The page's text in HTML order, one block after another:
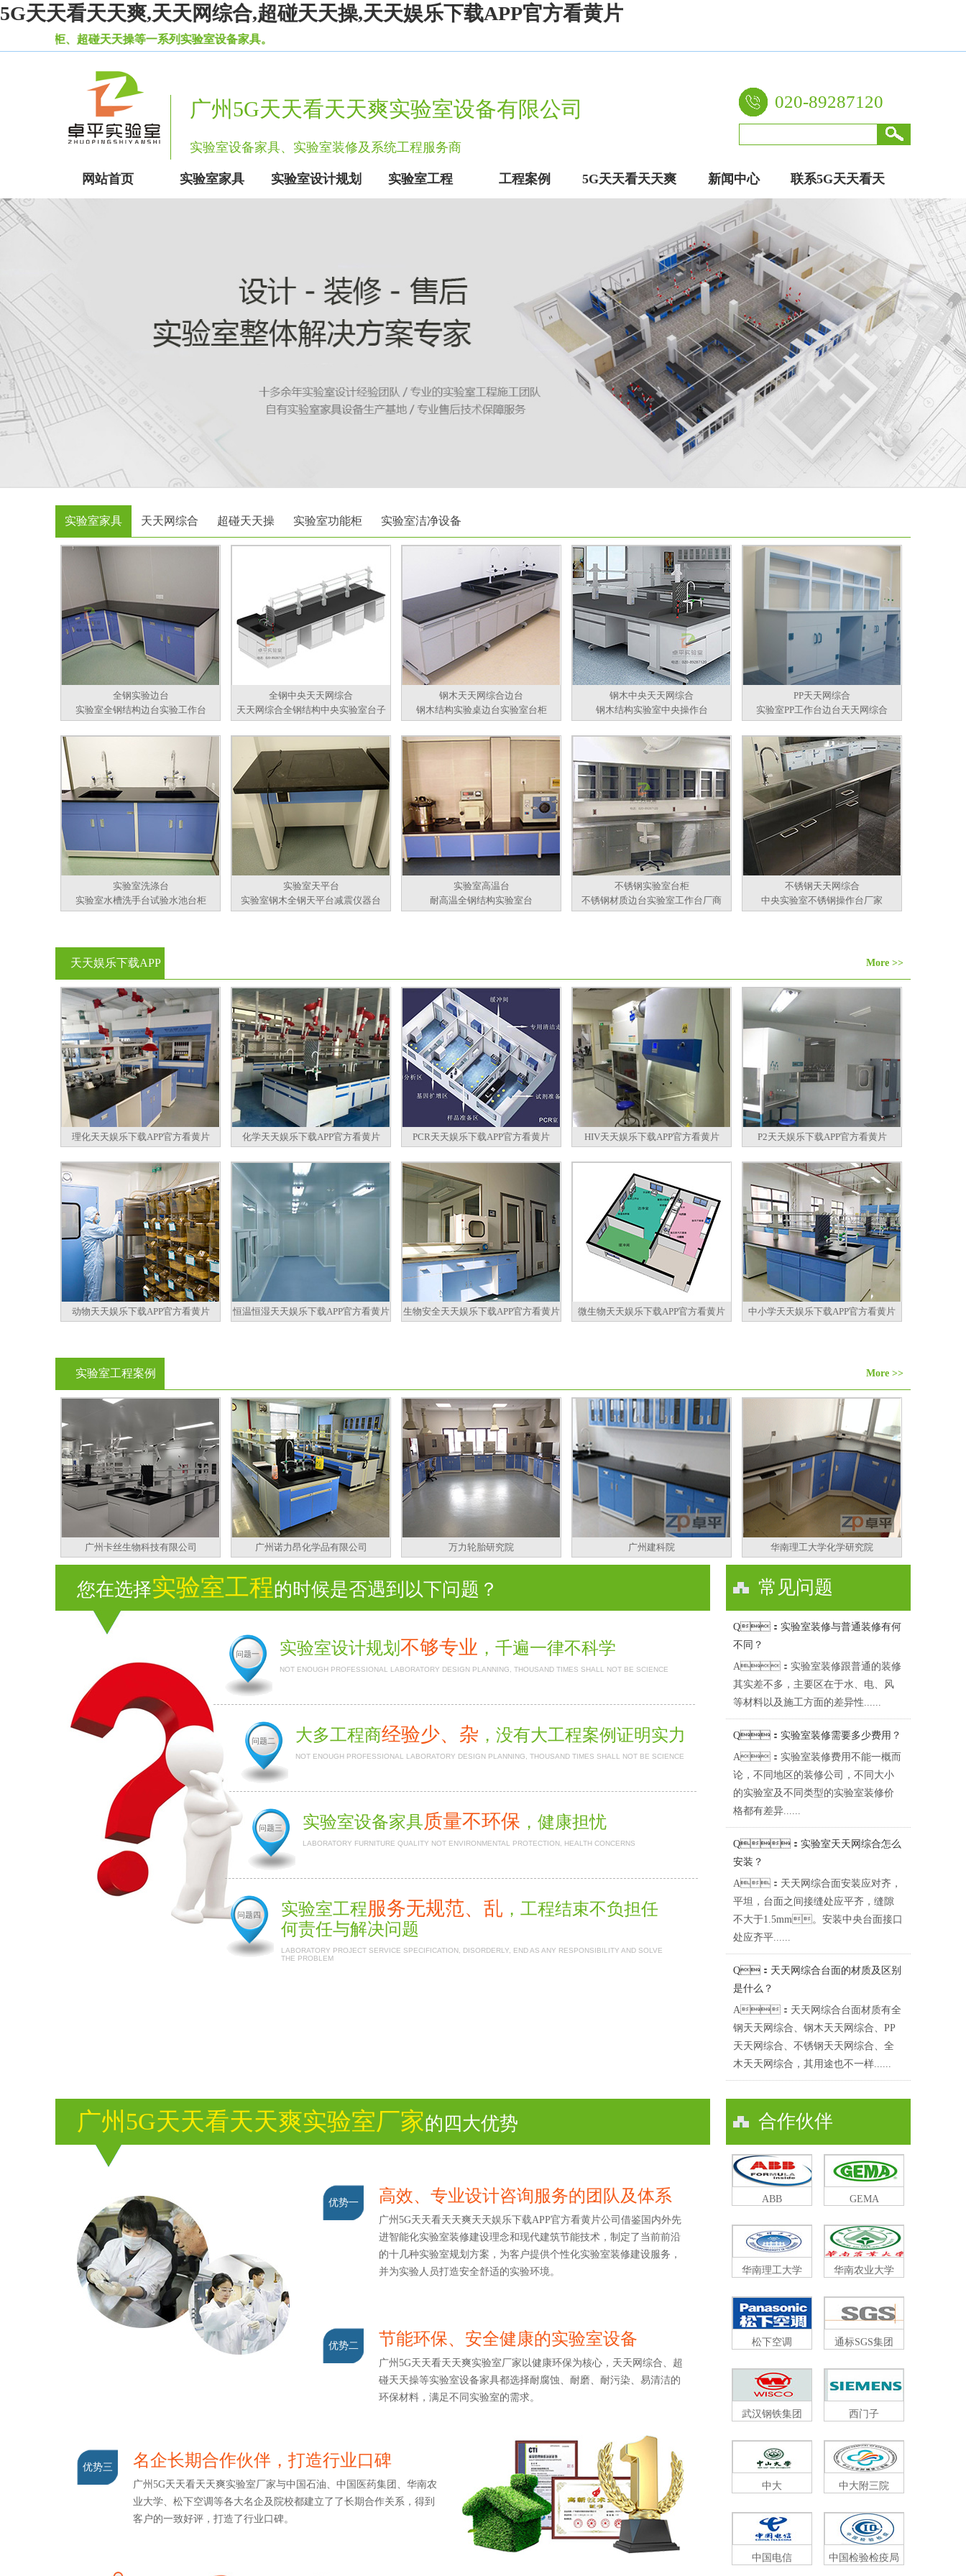
5G天天看天天爽,天天网综合,超碰天天操,天天娱乐下载APP官方看黄片
天天操等一系列实验室设备家具。
广州5G天天看天天爽实验室设备有限公司
实验室设备家具、实验室装修及系统工程服务商
020-89287120
网站首页 实验室家具 实验室设计规划 实验室工程 工程案例 5G天天看天天爽 新闻中心 联系5G天天看天
实验室家具 天天网综合 超碰天天操 实验室功能柜 实验室洁净设备
全钢实验边台
实验室全钢结构边台实验工作台
全钢中央天天网综合
天天网综合全钢结构中央实验室台子
钢木天天网综合边台
钢木结构实验桌边台实验室台柜
钢木中央天天网综合
钢木结构实验室中央操作台
PP天天网综合
实验室PP工作台边台天天网综合
实验室洗涤台
实验室水槽洗手台试验水池台柜
实验室天平台
实验室钢木全钢天平台减震仪器台
实验室高温台
耐高温全钢结构实验室台
不锈钢实验室台柜
不锈钢材质边台实验室工作台厂商
不锈钢天天网综合
中央实验室不锈钢操作台厂家
More >>
天天娱乐下载APP
官方看黄片
理化天天娱乐下载APP官方看黄片 化学天天娱乐下载APP官方看黄片 PCR天天娱乐下载APP官方看黄片 HIV天天娱乐下载APP官方看黄片 P2天天娱乐下载APP官方看黄片
动物天天娱乐下载APP官方看黄片 恒温恒湿天天娱乐下载APP官方看黄片 生物安全天天娱乐下载APP官方看黄片 微生物天天娱乐下载APP官方看黄片 中小学天天娱乐下载APP官方看黄片
More >>
实验室工程案例
广州卡丝生物科技有限公司 广州诺力昂化学品有限公司 万力轮胎研究院 广州建科院 华南理工大学化学研究院
您在选择实验室工程的时候是否遇到以下问题？
问题一 实验室设计规划 不够专业 ，千遍一律不科学
NOT ENOUGH PROFESSIONAL LABORATORY DESIGN PLANNING, THOUSAND TIMES SHALL NOT BE SCIENCE
问题二 大多工程商经验少、杂 ，没有大工程案例证明实力
NOT ENOUGH PROFESSIONAL LABORATORY DESIGN PLANNING, THOUSAND TIMES SHALL NOT BE SCIENCE
问题三 实验室设备家具质量不环保 ，健康担忧
LABORATORY FURNITURE QUALITY NOT ENVIRONMENTAL PROTECTION, HEALTH CONCERNS
问题四 实验室工程服务无规范、乱 ，工程结束不负担任
何责任与解决问题
LABORATORY PROJECT SERVICE SPECIFICATION, DISORDERLY, END AS ANY RESPONSIBILITY AND SOLVE
THE PROBLEM
常见问题
Q：实验室装修与普通装修有何
不同？
A：实验室装修跟普通的装修
其实差不多，主要区在于水、电、风
等材料以及施工方面的差异性......
Q：实验室装修需要多少费用？
A：实验室装修费用不能一概而
论，不同地区的装修公司，不同大小
的实验室及不同类型的实验室装修价
格都有差异......
Q：实验室天天网综合怎么
安装？
A：天天网综合面安装应对齐，
平坦，台面之间接缝处应平齐，缝隙
不大于1.5mm。安装中央台面接口
处应齐平......
Q：天天网综合台面的材质及区别
是什么？
A：天天网综合台面材质有全
钢天天网综合、钢木天天网综合、PP
天天网综合、不锈钢天天网综合、全
木天天网综合，其用途也不一样......
广州5G天天看天天爽实验室厂家的四大优势
优势一 高效、专业设计咨询服务的团队及体系
广州5G天天看天天爽天天娱乐下载APP官方看黄片公司借鉴国内外先
进智能化实验室装修建设理念和现代建筑节能技术，制定了当前前沿
的十几种实验室规划方案，为客户提供个性化实验室装修建设服务，
并为实验人员打造安全舒适的实验环境。
优势二 节能环保、安全健康的实验室设备
广州5G天天看天天爽实验室厂家以健康环保为核心，天天网综合、超
碰天天操等实验室设备家具都选择耐腐蚀、耐磨、耐污染、易清洁的
环保材料，满足不同实验室的需求。
优势三 名企长期合作伙伴，打造行业口碑
广州5G天天看天天爽实验室厂家与中国石油、中国医药集团、华南农
业大学、松下空调等各大名企及院校都建立了了长期合作关系，得到
客户的一致好评，打造了行业口碑。
合作伙伴
ABB GEMA
华南理工大学 华南农业大学
松下空调 通标SGS集团
武汉钢铁集团 西门子
中大 中大附三院
中国电信 中国检验检疫局